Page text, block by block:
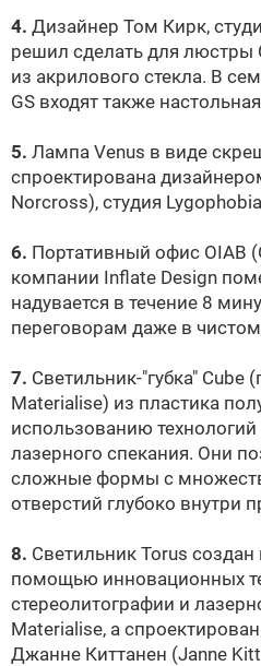
4. Дизайнер Том Кирк,
решил сделать для люстры
из акрилового стекла. В
GS входят также
5. Лампа Venus в виде
спроектирована
Norcross), студия
6. Портативный офис OIAB
компании Inflate Design
надувается в течение 8
переговорам даже в
7. Светильник-"губка" Cube
Materialise) из пластика
использованию
лазерного спекания. Они
сложные формы с
отверстий глубоко внутри
8. Светильник Torus
помощью инновационных
стереолитографии и
Materialise, а
Джанне Киттанен (Janne